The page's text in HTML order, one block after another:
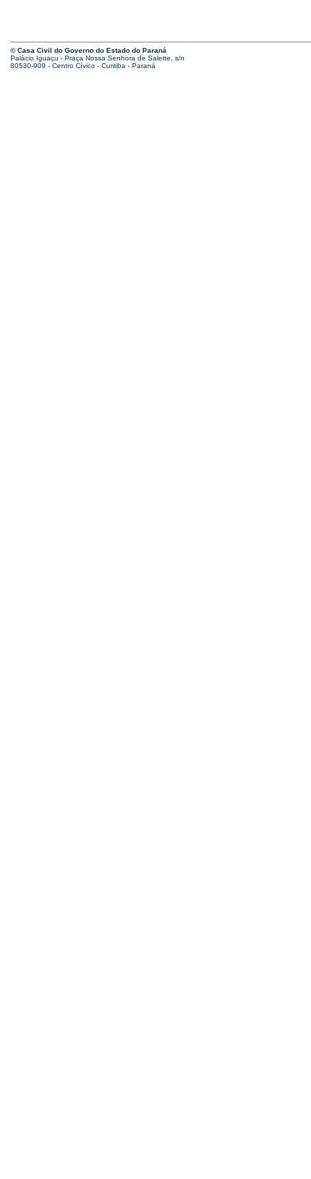
© Casa Civil do Governo do Estado do Paraná
Palácio Iguaçu - Praça Nossa Senhora de Salette, s/n
80530-909 - Centro Cívico - Curitiba - Paraná